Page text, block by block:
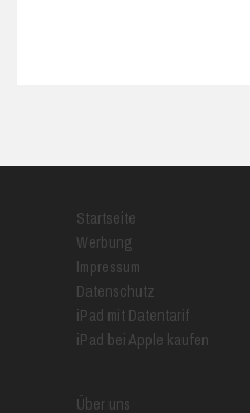
Startseite
Werbung
Impressum
Datenschutz
iPad mit Datentarif
iPad bei Apple kaufen
Über uns